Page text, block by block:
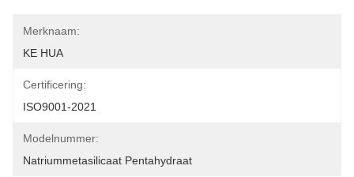
Merknaam:
KE HUA
Certificering:
ISO9001-2021
Modelnummer:
Natriummetasilicaat Pentahydraat